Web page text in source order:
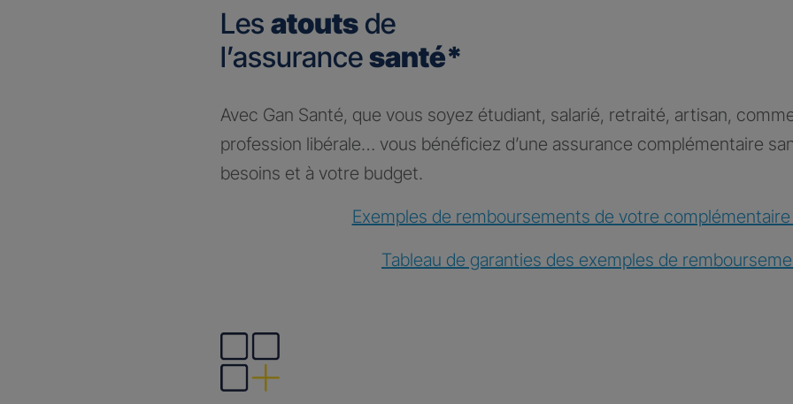
Les atoutsde
l’assurancesanté*
Avec Gan Santé, que vous soyez étudiant, salarié, retraité, artisan,
profession libérale… vous bénéficiez d’une assurance complémentaire
besoins et à votre budget.
Exemples de remboursements de votre
Tableau de garanties des exemples de